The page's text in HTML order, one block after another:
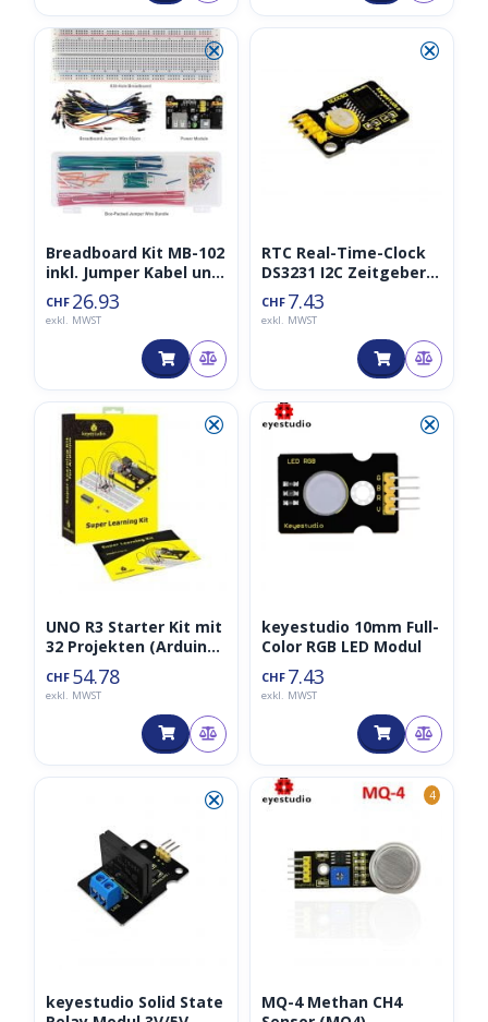
⮿
Breadboard Kit MB-102
inkl. Jumper Kabel und
Verbindungskabel
CHF 26.93
exkl. MWST
⮿
RTC Real-Time-Clock
DS3231 I2C Zeitgeber
inkl. Batterie
CHF 7.43
exkl. MWST
⮿
UNO R3 Starter Kit mit
32 Projekten (Arduino
kompatibel)
CHF 54.78
exkl. MWST
⮿
keyestudio 10mm Full-
Color RGB LED Modul
CHF 7.43
exkl. MWST
⮿
keyestudio Solid State
4
MQ-4 Methan CH4